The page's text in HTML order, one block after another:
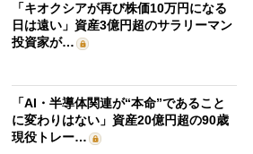
「キオクシアが再び株価10万円になる
日は遠い」資産3億円超のサラリーマン
投資家が…
「AI・半導体関連が“本命”であること
に変わりはない」資産20億円超の90歳
現役トレー…